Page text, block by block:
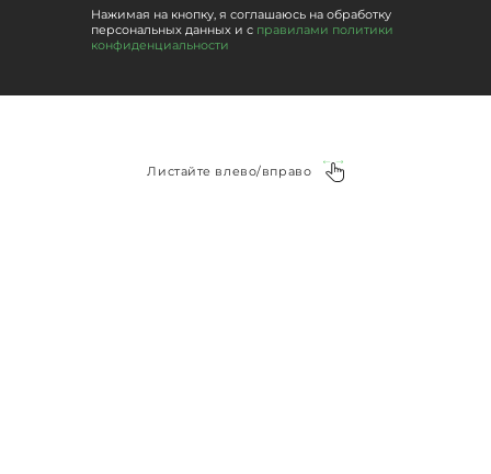
Нажимая на кнопку, я соглашаюсь на обработку
персональных данных и с правилами политики
конфиденциальности
Листайте влево/вправо